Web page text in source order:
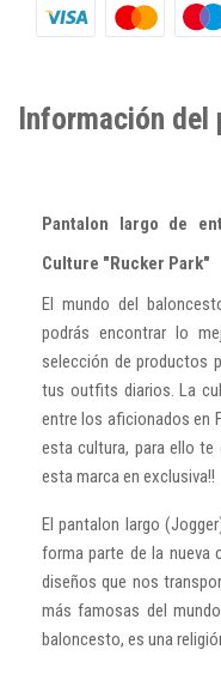
Información del
Pantalon largo de
Culture "Rucker Park"
El mundo del
podrás encontrar lo
selección de productos
tus outfits diarios. La
entre los aficionados en
esta cultura, para ello
esta marca en exclusiva!!
El pantalon largo
forma parte de la nueva
diseños que nos
más famosas del
baloncesto, es una